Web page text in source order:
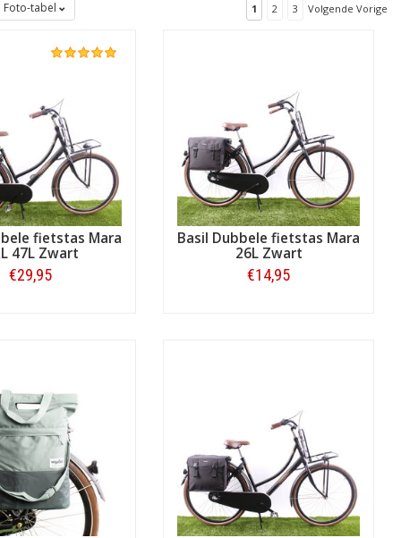
bij dat u kunt rekenen op deze
fietstassen-shop
Foto-tabel 1 2 3 Volgende Vorige
fietstas Mara
47L Zwart
€29,95
Basil Dubbele fietstas Mara
26L Zwart
€14,95